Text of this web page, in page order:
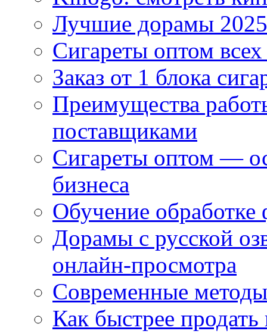
Лучшие дорамы
Сигареты оптом
Заказ от 1 блока
Преимущества
поставщиками
Сигареты оптом —
бизнеса
Обучение
Дорамы с русской
онлайн-просмотра
Современные
Как быстрее